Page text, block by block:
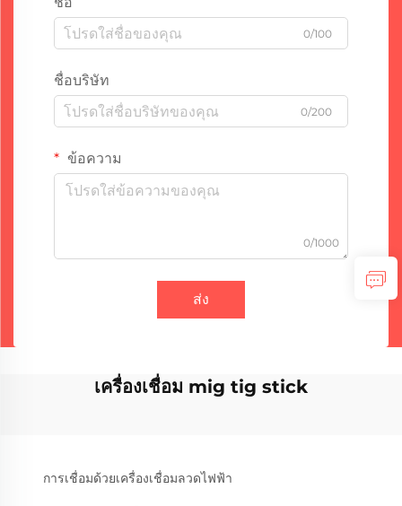
0/100
ชื่อบริษัท
0/200
ข้อความ
0/1000
ส่ง
เครื่องเชื่อม mig tig stick
การเชื่อมด้วยเครื่องเชื่อมลวดไฟฟ้า